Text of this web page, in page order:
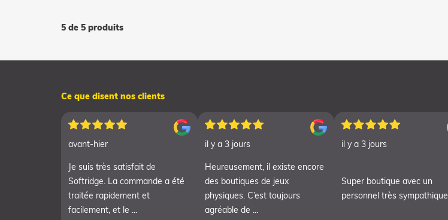
5 de 5 produits
Ce que disent nos clients
avant-hier
Je suis très satisfait de
Softridge. La commande a été
traitée rapidement et
facilement, et le ...
il y a 3 jours
Heureusement, il existe encore
des boutiques de jeux
physiques. C’est toujours
agréable de ...
il y a 3 jours
Super boutique avec un
personnel très sympathique